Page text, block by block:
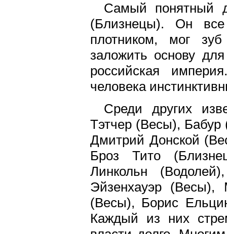
Самый понятный
(Близнецы). Он
плотником, мог
заложить основу
российская
человека
Среди других
Тэтчер (Весы), Бабур
Дмитрий Донской
Броз Тито
Линкольн
Эйзенхауэр (Весы),
(Весы), Борис
Каждый из них